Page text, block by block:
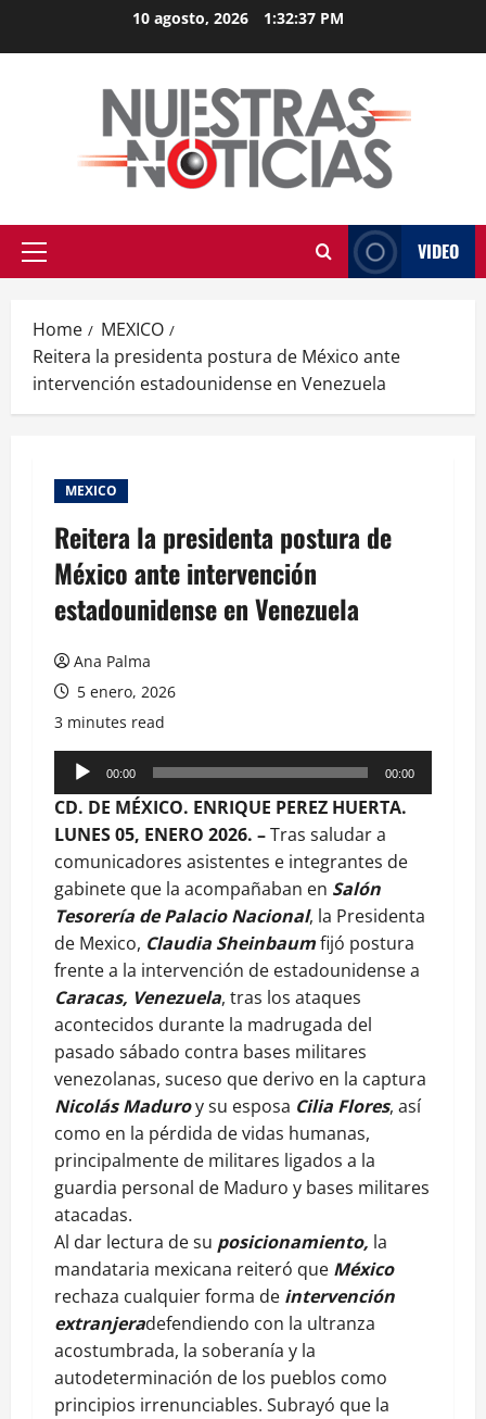
10 agosto, 2026 1:32:38 PM
Primary
VIDEO
Home
MEXICO
Reitera la presidenta postura de México ante
intervención estadounidense en Venezuela
MEXICO
Reitera la presidenta postura de
México ante intervención
estadounidense en Venezuela
Ana Palma
5 enero, 2026
3 minutes read
Reproductor
de
audio
00:00 00:00
CD. DE MÉXICO. ENRIQUE PEREZ HUERTA.
LUNES 05, ENERO 2026. –Tras saludar a
comunicadores asistentes e integrantes de
gabinete que la acompañaban en Salón
Tesorería de Palacio Nacional, la Presidenta
de Mexico, Claudia Sheinbaumfijó postura
frente a la intervención de estadounidense a
Caracas, Venezuela, tras los ataques
acontecidos durante la madrugada del
pasado sábado contra bases militares
venezolanas, suceso que derivo en la captura
Nicolás Maduroy su esposa Cilia Flores, así
como en la pérdida de vidas humanas,
principalmente de militares ligados a la
guardia personal de Maduro y bases militares
atacadas.
Al dar lectura de su posicionamiento, la
mandataria mexicana reiteró que México
rechaza cualquier forma de intervención
extranjeradefendiendo con la ultranza
acostumbrada, la soberanía y la
autodeterminación de los pueblos como
principios irrenunciables. Subrayó que la